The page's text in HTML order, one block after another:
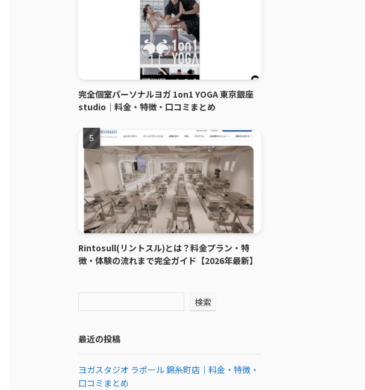
完全個室パーソナルヨガ 1on1 YOGA 東京銀座
studio｜料金・特徴・口コミまとめ
Rintosull(リントスル)とは？料金プラン・特
徴・体験の流れまで完全ガイド【2026年最新】
検索
最近の投稿
ヨガスタジオ ラポール 錦糸町店｜料金・特徴・
口コミまとめ